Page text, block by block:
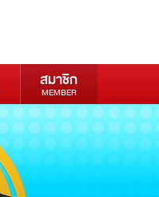
สมาชิก
MEMBER